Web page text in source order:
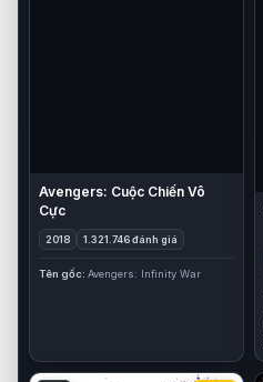
Avengers: Cuộc Chiến Vô
Cực
2018 1.321.746 đánh giá
Tên gốc Avengers: Infinity War